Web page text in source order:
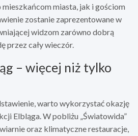
miasta, jak i gościom
zostanie zaprezentowane w
widzom zarówno dobrą
przez cały wieczór.
– więcej niż tylko
warto wykorzystać okazję
Elbląga. W pobliżu „Światowida”
oraz klimatyczne restauracje,